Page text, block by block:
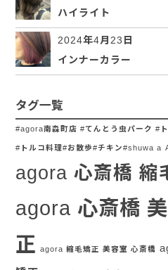
ハイライト
2024年4月23日
インナーカラー
タグ一覧
#agora南森町店 #てんとう虫パーク #
#トルコ料理#お散歩#チキン#shuwa a
agora 心斎橋 縮
agora 心斎橋
正 agora 縮毛矯正 美容室 心斎橋